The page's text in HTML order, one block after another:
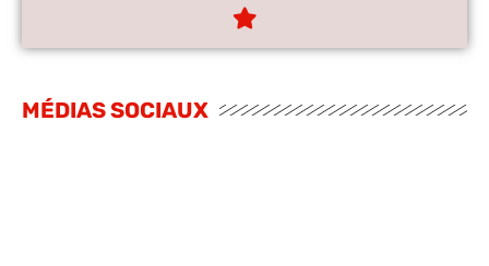
MÉDIAS SOCIAUX